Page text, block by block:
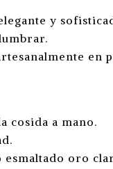
y
en
cosida a mano.
esmaltado oro